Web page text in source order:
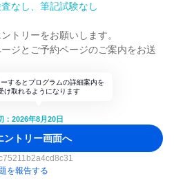
なし、筆記試験なし
トリーをお願いします。
ジとご予約ページのご案内をお送
するとプログラムの詳細案内を
け取れるようになります
：2026年8月20日
ントリー画面へ
を報告する